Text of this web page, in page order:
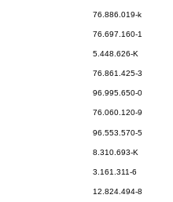
76.886.019-k
76.697.160-1
5.448.626-K
76.861.425-3
96.995.650-0
76.060.120-9
96.553.570-5
8.310.693-K
3.161.311-6
12.824.494-8